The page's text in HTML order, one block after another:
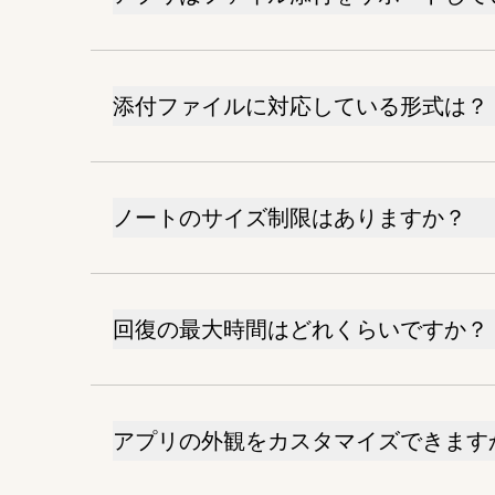
添付ファイルに対応している形式は？
ノートのサイズ制限はありますか？
回復の最大時間はどれくらいですか？
アプリの外観をカスタマイズできます